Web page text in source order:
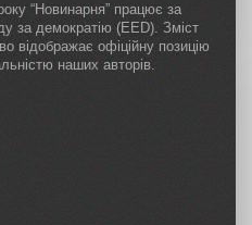
“Новинарня” працює за
за демократію (EED). Зміст
відображає офіційну позицію
наших авторів.